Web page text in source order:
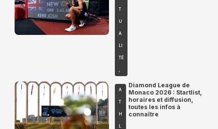
T
U
A
TÉ
A
T
H
Diamond League de
Monaco 2026 : Startlist,
horaires et diffusion,
toutes les infos à
connaître